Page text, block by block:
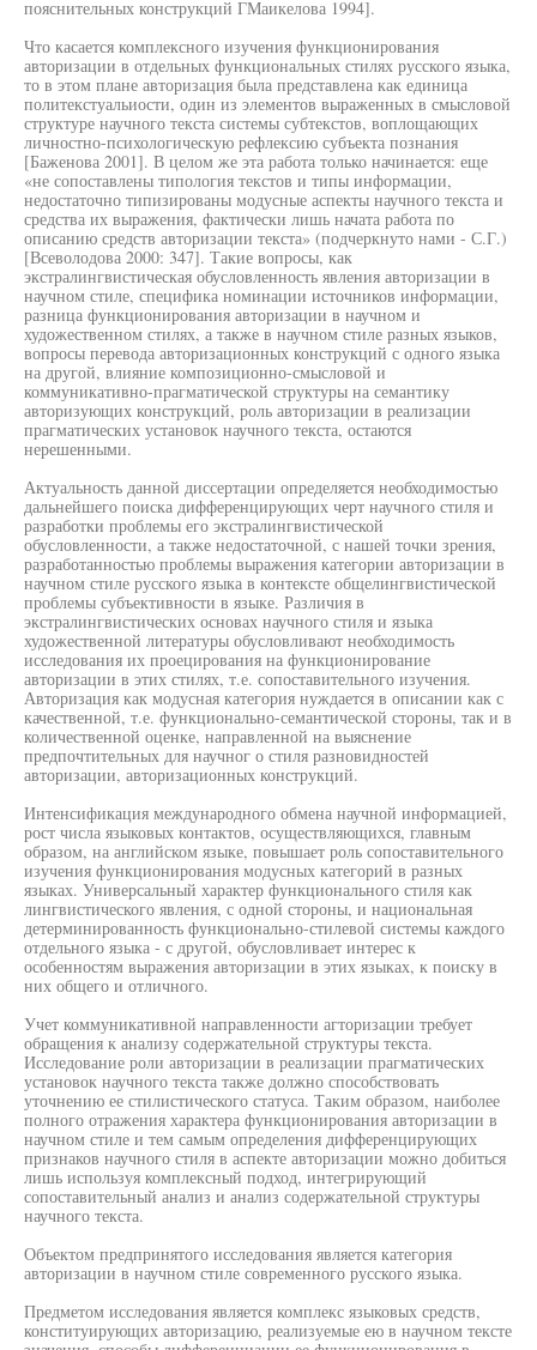
пояснительных конструкций ГМаикелова 1994].
Что касается комплексного изучения функционирования
авторизации в отдельных функциональных стилях русского языка,
то в этом плане авторизация была представлена как единица
политекстуальиости, один из элементов выраженных в смысловой
структуре научного текста системы субтекстов, воплощающих
личностно-психологическую рефлексию субъекта познания
[Баженова 2001]. В целом же эта работа только начинается: еще
«не сопоставлены типология текстов и типы информации,
недостаточно типизированы модусные аспекты научного текста и
средства их выражения, фактически лишь начата работа по
описанию средств авторизации текста» (подчеркнуто нами - С.Г.)
[Всеволодова 2000: 347]. Такие вопросы, как
экстралингвистическая обусловленность явления авторизации в
научном стиле, специфика номинации источников информации,
разница функционирования авторизации в научном и
художественном стилях, а также в научном стиле разных языков,
вопросы перевода авторизационных конструкций с одного языка
на другой, влияние композиционно-смысловой и
коммуникативно-прагматической структуры на семантику
авторизующих конструкций, роль авторизации в реализации
прагматических установок научного текста, остаются
нерешенными.
Актуальность данной диссертации определяется необходимостью
дальнейшего поиска дифференцирующих черт научного стиля и
разработки проблемы его экстралингвистической
обусловленности, а также недостаточной, с нашей точки зрения,
разработанностью проблемы выражения категории авторизации в
научном стиле русского языка в контексте общелингвистической
проблемы субъективности в языке. Различия в
экстралингвистических основах научного стиля и языка
художественной литературы обусловливают необходимость
исследования их проецирования на функционирование
авторизации в этих стилях, т.е. сопоставительного изучения.
Авторизация как модусная категория нуждается в описании как с
качественной, т.е. функционально-семантической стороны, так и в
количественной оценке, направленной на выяснение
предпочтительных для научног о стиля разновидностей
авторизации, авторизационных конструкций.
Интенсификация международного обмена научной информацией,
рост числа языковых контактов, осуществляющихся, главным
образом, на английском языке, повышает роль сопоставительного
изучения функционирования модусных категорий в разных
языках. Универсальный характер функционального стиля как
лингвистического явления, с одной стороны, и национальная
детерминированность функционально-стилевой системы каждого
отдельного языка - с другой, обусловливает интерес к
особенностям выражения авторизации в этих языках, к поиску в
них общего и отличного.
Учет коммуникативной направленности агторизации требует
обращения к анализу содержательной структуры текста.
Исследование роли авторизации в реализации прагматических
установок научного текста также должно способствовать
уточнению ее стилистического статуса. Таким образом, наиболее
полного отражения характера функционирования авторизации в
научном стиле и тем самым определения дифференцирующих
признаков научного стиля в аспекте авторизации можно добиться
лишь используя комплексный подход, интегрирующий
сопоставительный анализ и анализ содержательной структуры
научного текста.
Объектом предпринятого исследования является категория
авторизации в научном стиле современного русского языка.
Предметом исследования является комплекс языковых средств,
конституирующих авторизацию, реализуемые ею в научном тексте